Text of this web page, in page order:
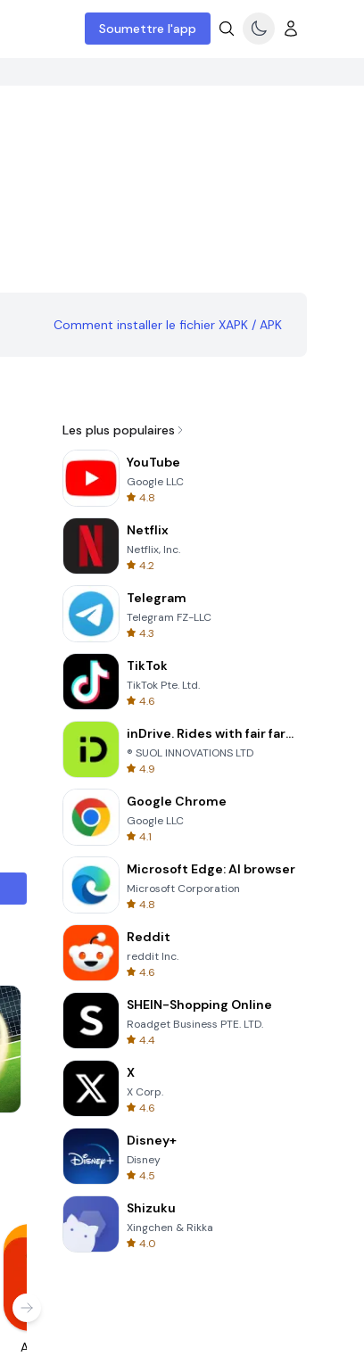
Soumettre l'app
Comment installer le fichier XAPK / APK
AliExpress
Les plus populaires
YouTube
Google LLC
4.8
Netflix
Netflix, Inc.
4.2
Telegram
Telegram FZ-LLC
4.3
TikTok
TikTok Pte. Ltd.
4.6
inDrive. Rides with fair fares
® SUOL INNOVATIONS LTD
4.9
Google Chrome
Google LLC
4.1
Microsoft Edge: AI browser
Microsoft Corporation
4.8
Reddit
reddit Inc.
4.6
SHEIN-Shopping Online
Roadget Business PTE. LTD.
4.4
X
X Corp.
4.6
Disney+
Disney
4.5
Shizuku
Xingchen & Rikka
4.0